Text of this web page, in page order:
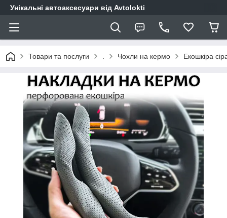
Унікальні автоаксесуари від Avtolokti
Товари та послуги Чохли на кермо Екошкіра